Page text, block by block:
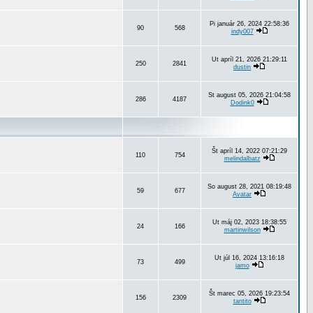
90 568
Pi január 26, 2024 22:58:36
indy007
250 2841
Ut apríl 21, 2026 21:29:11
dustin
286 4187
St august 05, 2026 21:04:58
Dodink0
110 754
Št apríl 14, 2022 07:21:29
melindalbatz
59 677
So august 28, 2021 08:19:48
Avatar
24 166
Ut máj 02, 2023 18:38:55
martinwilson
73 499
Ut júl 16, 2024 13:16:18
jamo
156 2309
Št marec 05, 2026 19:23:54
tantito